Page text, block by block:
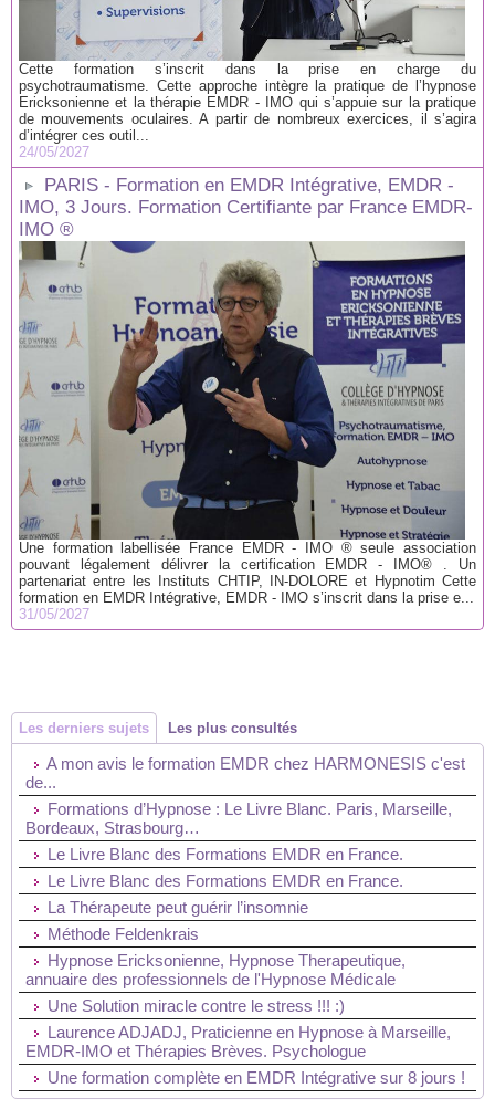
Cette formation s’inscrit dans la prise en charge du
psychotraumatisme. Cette approche intègre la pratique de l’hypnose
Ericksonienne et la thérapie EMDR - IMO qui s’appuie sur la pratique
de mouvements oculaires. A partir de nombreux exercices, il s’agira
d’intégrer ces outil...
24/05/2027
PARIS - Formation en EMDR Intégrative, EMDR -
IMO, 3 Jours. Formation Certifiante par France EMDR-
IMO ®
Une formation labellisée France EMDR - IMO ® seule association
pouvant légalement délivrer la certification EMDR - IMO® . Un
partenariat entre les Instituts CHTIP, IN-DOLORE et Hypnotim Cette
formation en EMDR Intégrative, EMDR - IMO s’inscrit dans la prise e...
31/05/2027
Les derniers sujets Les plus consultés
A mon avis le formation EMDR chez HARMONESIS c'est
de...
Formations d’Hypnose : Le Livre Blanc. Paris, Marseille,
Bordeaux, Strasbourg…
Le Livre Blanc des Formations EMDR en France.
Le Livre Blanc des Formations EMDR en France.
La Thérapeute peut guérir l’insomnie
Méthode Feldenkrais
Hypnose Ericksonienne, Hypnose Therapeutique,
annuaire des professionnels de l'Hypnose Médicale
Une Solution miracle contre le stress !!! :)
Laurence ADJADJ, Praticienne en Hypnose à Marseille,
EMDR-IMO et Thérapies Brèves. Psychologue
Une formation complète en EMDR Intégrative sur 8 jours !